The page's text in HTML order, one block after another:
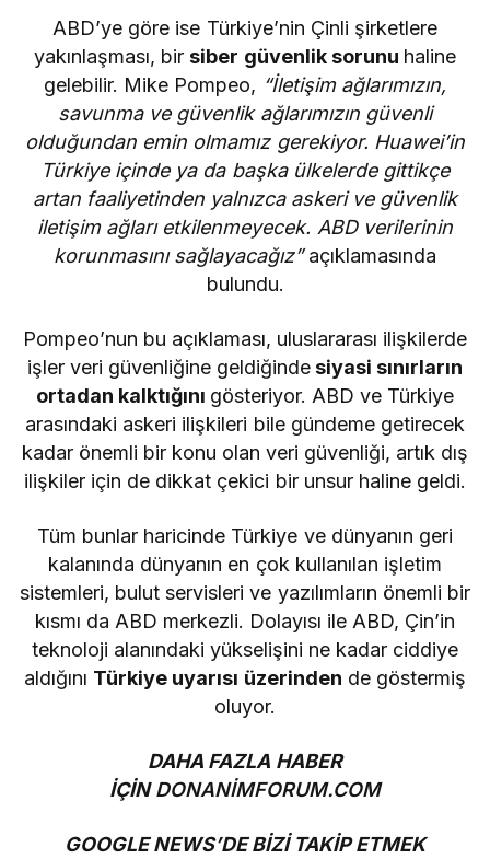
ABD’ye göre ise Türkiye’nin Çinli şirketlere
yakınlaşması, birsiber güvenlik sorunu haline
gelebilir. Mike Pompeo, “İletişim ağlarımızın,
savunma ve güvenlik ağlarımızın güvenli
olduğundan emin olmamız gerekiyor. Huawei’in
Türkiye içinde ya da başka ülkelerde gittikçe
artan faaliyetinden yalnızca askeri ve güvenlik
iletişim ağları etkilenmeyecek. ABD verilerinin
korunmasını sağlayacağız”açıklamasında
bulundu.
Pompeo’nun bu açıklaması, uluslararası ilişkilerde
işler veri güvenliğine geldiğindesiyasi sınırların
ortadan kalktığını gösteriyor. ABD ve Türkiye
arasındaki askeri ilişkileri bile gündeme getirecek
kadar önemli bir konu olan veri güvenliği, artık dış
ilişkiler için de dikkat çekici bir unsur haline geldi.
Tüm bunlar haricinde Türkiye ve dünyanın geri
kalanında dünyanın en çok kullanılan işletim
sistemleri, bulut servisleri ve yazılımların önemli bir
kısmı da ABD merkezli. Dolayısı ile ABD, Çin’in
teknoloji alanındaki yükselişini ne kadar ciddiye
aldığını Türkiye uyarısı üzerinden de göstermiş
oluyor.
DAHA FAZLA HABER
İÇİNDONANİMFORUM.COM
GOOGLE NEWS’DE BİZİ TAKİP ETMEK